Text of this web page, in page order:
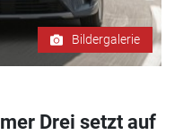
Bildergalerie
Drei setzt auf